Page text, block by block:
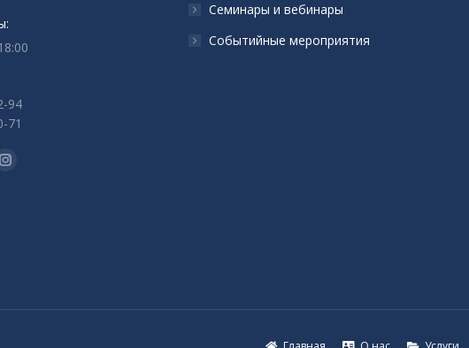
94
71
Страница
Семинары и вебинары
Событийные мероприятия